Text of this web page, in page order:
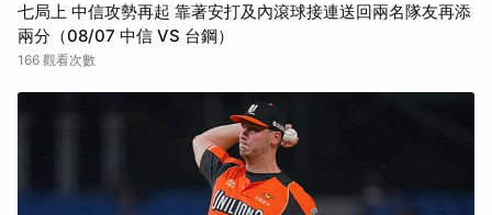
七局上 中信攻勢再起 靠著安打及內滾球接連送回兩名隊友再添
兩分（08/07 中信 VS 台鋼）
166 觀看次數